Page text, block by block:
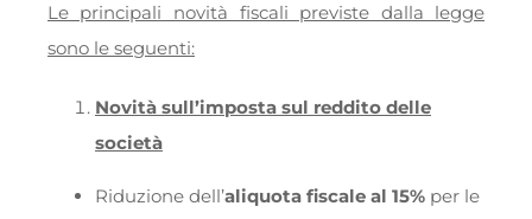
Le principali novità fiscali previste dalla legge
sono le seguenti:
Novità sull’imposta sul reddito delle
società
Riduzione dell’aliquota fiscale al 15% per le